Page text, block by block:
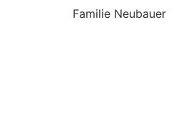
Familie Neubauer